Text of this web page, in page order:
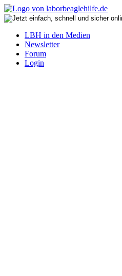
LBH in den Medien
Newsletter
Forum
Login